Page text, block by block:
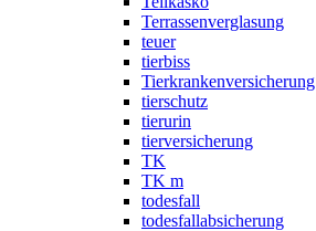
Terrassenverglasung
teuer
tierbiss
Tierkrankenversicherung
tierschutz
tierurin
tierversicherung
TK
TK m
todesfall
todesfallabsicherung